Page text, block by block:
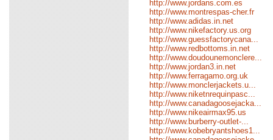
http://www.jordans.com.es
http://www.montrespas-cher.fr
http://www.adidas.in.net
http://www.nikefactory.us.org
http://www.guessfactorycana...
http://www.redbottoms.in.net
http://www.doudounemonclere...
http://www.jordan3.in.net
http://www.ferragamo.org.uk
http://www.monclerjackets.u...
http://www.niketnrequinpasc...
http://www.canadagoosejacka...
http://www.nikeairmax95.us
http://www.burberry-outlet-...
http://www.kobebryantshoes1...